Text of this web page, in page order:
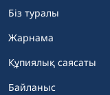
Біз туралы
Жарнама
Құпиялық саясаты
Байланыс